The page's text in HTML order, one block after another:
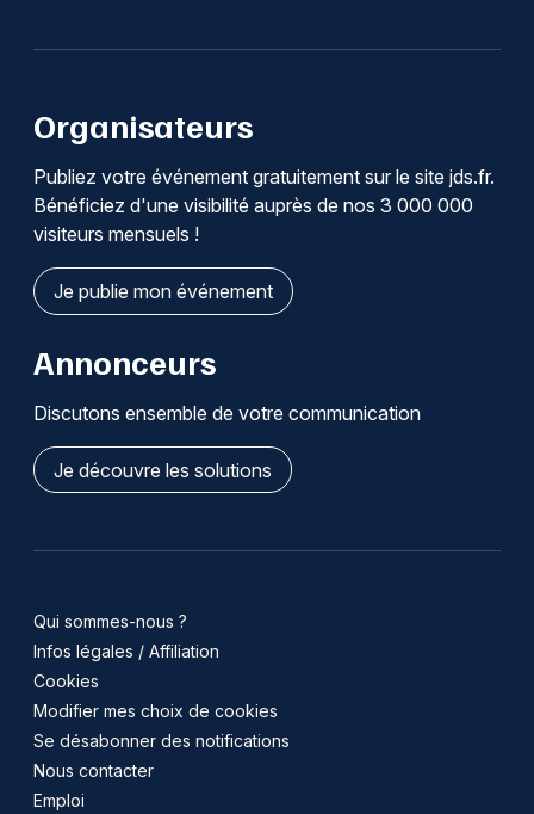
Organisateurs
Publiez votre événement gratuitement sur le site jds.fr.
Bénéficiez d'une visibilité auprès de nos 3 000 000
visiteurs mensuels !
Je publie mon événement
Annonceurs
Discutons ensemble de votre communication
Je découvre les solutions
Qui sommes-nous ?
Infos légales / Affiliation
Cookies
Modifier mes choix de cookies
Se désabonner des notifications
Nous contacter
Emploi